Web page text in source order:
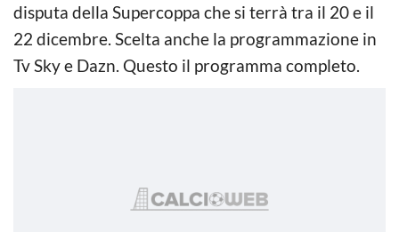
disputa della Supercoppa che si terrà tra il 20 e il
22 dicembre. Scelta anche la programmazione in
Tv Sky e Dazn. Questo il programma completo.